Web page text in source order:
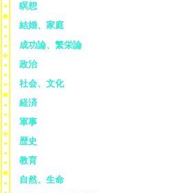
瞑想
結婚、家庭
成功論、繁栄論
政治
社会、文化
経済
軍事
歴史
教育
自然、生命